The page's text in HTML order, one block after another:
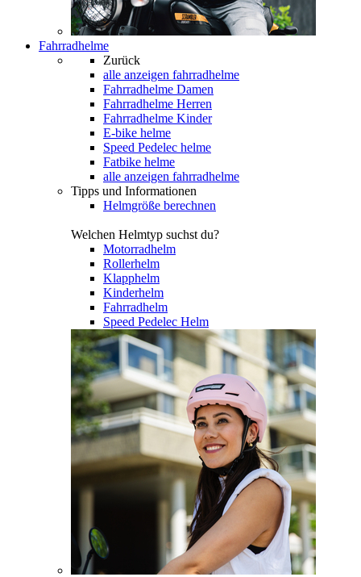
Fahrradhelme
Zurück
alle anzeigen fahrradhelme
Fahrradhelme Damen
Fahrradhelme Herren
Fahrradhelme Kinder
E-bike helme
Speed Pedelec helme
Fatbike helme
alle anzeigen fahrradhelme
Tipps und Informationen
Helmgröße berechnen
Welchen Helmtyp suchst du?
Motorradhelm
Rollerhelm
Klapphelm
Kinderhelm
Fahrradhelm
Speed Pedelec Helm